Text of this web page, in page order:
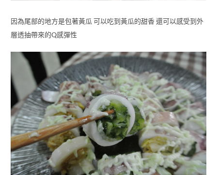
因為尾部的地方是包著黃瓜 可以吃到黃瓜的甜香 還可以感受到外
層透抽帶來的Q感彈性